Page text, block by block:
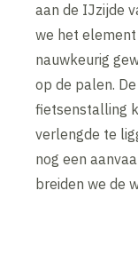
aan de IJzijde
we het
nauwkeurig
op de palen.
fietsenstalling
verlengde te
nog een
breiden we de